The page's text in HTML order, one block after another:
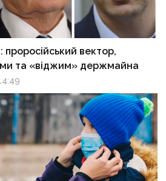
вектор,
та «віджим» держмайна